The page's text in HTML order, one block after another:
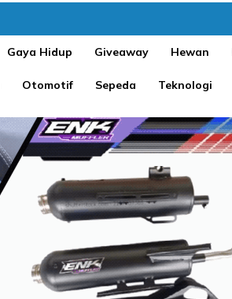
Gaya Hidup Giveaway Hewan
Otomotif Sepeda Teknologi